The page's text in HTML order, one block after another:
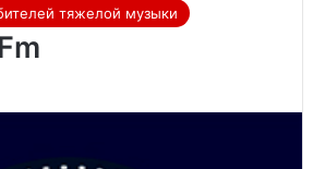
тяжелой музыки